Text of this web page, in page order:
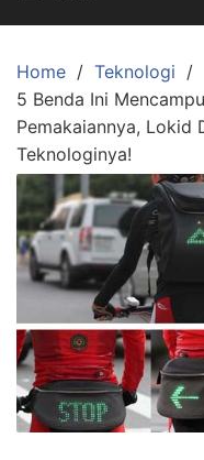
Home
Teknologi
5 Benda Ini
Pemakaiannya, Lokid
Teknologinya!